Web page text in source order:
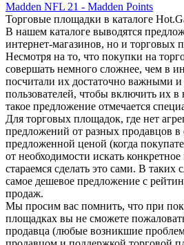
Madden NFL 21 - Madden Points
Торговые площадки в каталоге
В нашем каталоге выводятся
интернет-магазинов, но и торговых
Несмотря на то, что покупки на
совершать немного сложнее, чем в
посчитали их достаточно важными
пользователей, чтобы включить их
такое предложение отмечается
Для торговых площадок, где нет
предложений от разных продавцов
предложенной ценой (когда
от необходимости искать
стараемся сделать это сами. В таких
самое дешевое предложение с
продаж.
Мы просим вас помнить, что при
площадках вы не сможете
продавца (любые возникшие